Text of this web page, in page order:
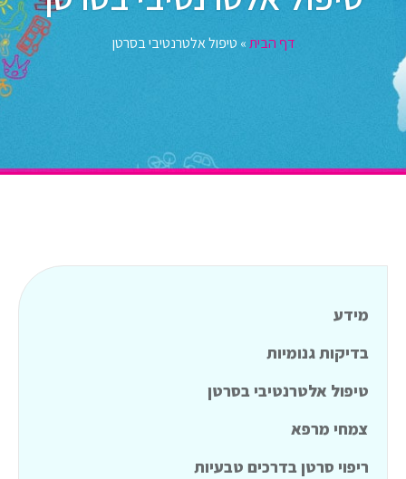
דף הבית» טיפול אלטרנטיבי בסרטן
מידע
בדיקות גנומיות
טיפול אלטרנטיבי בסרטן
צמחי מרפא
ריפוי סרטן בדרכים טבעיות